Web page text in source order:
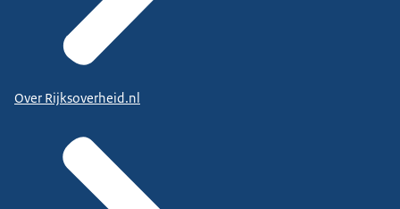
Over Rijksoverheid.nl